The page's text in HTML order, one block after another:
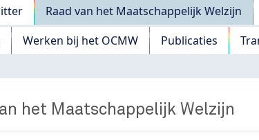
Raad van het Maatschappelijk Welzijn
Werken bij het OCMW Publicaties
het Maatschappelijk Welzijn